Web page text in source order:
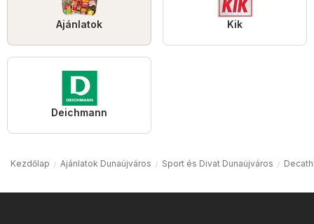
Ajánlatok Kik
Deichmann
Kezdőlap Ajánlatok Dunaújváros Sport és Divat Dunaújváros